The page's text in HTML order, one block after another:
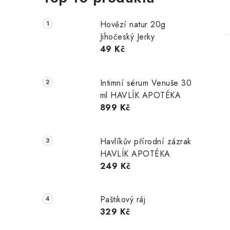
Hovězí natur 20g
Jihočeský Jerky
49 Kč
Intimní sérum Venuše 30
ml HAVLÍK APOTÉKA
899 Kč
Havlíkův přírodní zázrak
HAVLÍK APOTÉKA
249 Kč
Paštikový ráj
329 Kč